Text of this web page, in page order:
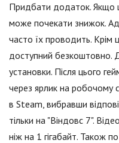
Придбати додаток. Якщо
може почекати знижок.
часто їх проводить. Крім
доступний безкоштовно.
установки. Після цього
через ярлик на робочому
в Steam, вибравши
тільки на "Віндовс 7".
ніж на 1 гігабайт. Також